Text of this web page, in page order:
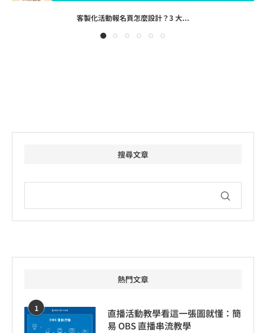
客製化活動報名頁怎麼設計？3 大...
搜尋文章
熱門文章
1
直播活動教學看這一張圖就懂：簡
易 OBS 直播串流教學